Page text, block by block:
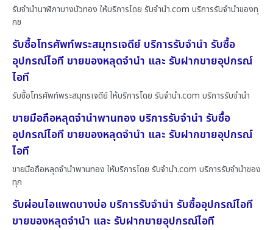
รับจำนำนาฬิกาบางบัวทอง ให้บริการโดย รับจํานํา.com บริการรับจำนำของทุ
กช
รับซื้อโทรศัพท์พระสมุทรเจดีย์ บริการรับจำนำ รับซื้อ
อุปกรณ์ไอที ขายของหลุดจำนำ และ รับฝากขายอุปกรณ์
ไอที
รับซื้อโทรศัพท์พระสมุทรเจดีย์ ให้บริการโดย รับจํานํา.com บริการรับจำนำ
ขายมือถือหลุดจำนำพานทอง บริการรับจำนำ รับซื้อ
อุปกรณ์ไอที ขายของหลุดจำนำ และ รับฝากขายอุปกรณ์
ไอที
ขายมือถือหลุดจำนำพานทอง ให้บริการโดย รับจํานํา.com บริการรับจำนำของ
ทุก
รับผ่อนไอแพดบางบ่อ บริการรับจำนำ รับซื้ออุปกรณ์ไอที
ขายของหลุดจำนำ และ รับฝากขายอุปกรณ์ไอที